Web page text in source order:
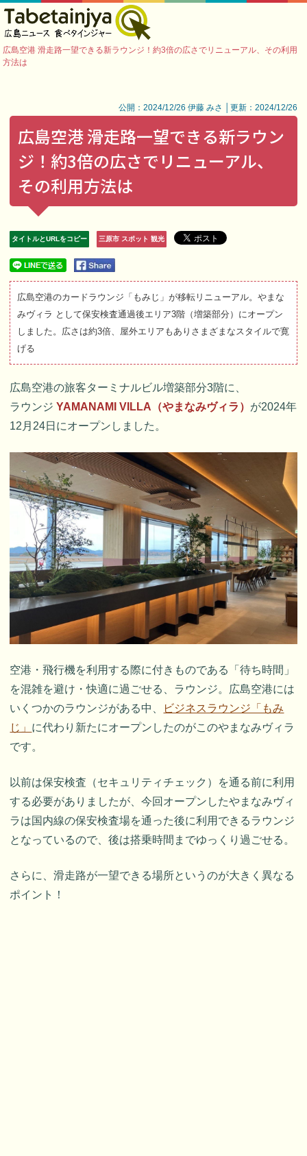
広島空港 滑走路一望できる新ラウンジ！約3倍の広さでリニューアル、その利用
方法は
公開：2024/12/26 伊藤 みさ │更新：2024/12/26
広島空港 滑走路一望できる新ラウン
ジ！約3倍の広さでリニューアル、
その利用方法は
タイトルとURLをコピー 三原市 スポット 観光
広島空港のカードラウンジ「もみじ」が移転リニューアル。やまな
みヴィラ として保安検査通過後エリア3階（増築部分）にオープン
しました。広さは約3倍、屋外エリアもありさまざまなスタイルで寛
げる
広島空港の旅客ターミナルビル増築部分3階に、
ラウンジYAMANAMI VILLA（やまなみヴィラ） が2024年
12月24日にオープンしました。
空港・飛行機を利用する際に付きものである「待ち時間」
を混雑を避け・快適に過ごせる、ラウンジ。広島空港には
いくつかのラウンジがある中、
ビジネスラウンジ「もみ
じ」 に代わり新たにオープンしたのがこのやまなみヴィラ
です。
以前は保安検査（セキュリティチェック）を通る前に利用
する必要がありましたが、今回オープンしたやまなみヴィ
ラは国内線の保安検査場を通った後に利用できるラウンジ
となっているので、後は搭乗時間までゆっくり過ごせる。
さらに、滑走路が一望できる場所というのが大きく異なる
ポイント！